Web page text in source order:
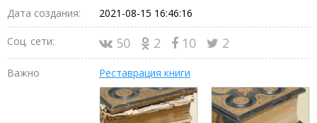
Дата создания: 2021-08-15 16:46:16
Соц. сети: 50 2 10 2
Важно Реставрация книги